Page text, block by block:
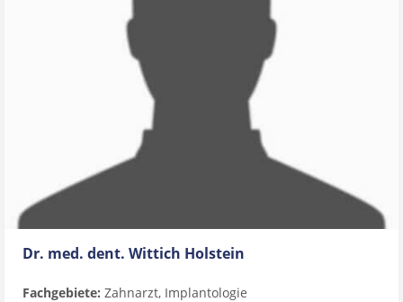
Dr. med. dent. Wittich Holstein
Fachgebiete: Zahnarzt, Implantologie